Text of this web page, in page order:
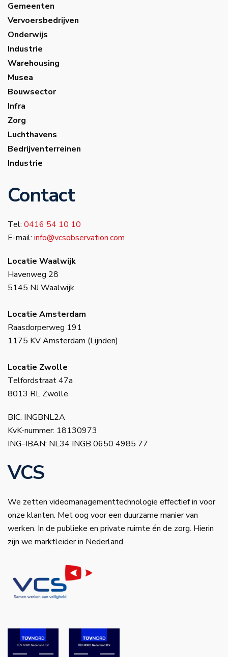
Gemeenten
Vervoersbedrijven
Onderwijs
Industrie
Warehousing
Musea
Bouwsector
Infra
Zorg
Luchthavens
Bedrijventerreinen
Industrie
Contact
Tel: 0416 54 10 10
E-mail: info@vcsobservation.com
Locatie Waalwijk
Havenweg 28
5145 NJ Waalwijk
Locatie Amsterdam
Raasdorperweg 191
1175 KV Amsterdam (Lijnden)
Locatie Zwolle
Telfordstraat 47a
8013 RL Zwolle
BIC: INGBNL2A
KvK-nummer: 18130973
ING–IBAN: NL34 INGB 0650 4985 77
VCS
We zetten videomanagementtechnologie effectief in voor
onze klanten. Met oog voor een duurzame manier van
werken. In de publieke en private ruimte én de zorg. Hierin
zijn we marktleider in Nederland.